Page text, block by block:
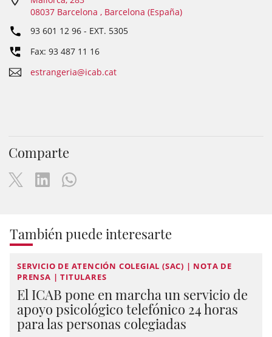
08037 Barcelona , Barcelona (España)
93 601 12 96 - EXT. 5305
Fax: 93 487 11 16
estrangeria@icab.cat
Comparte
También puede interesarte
SERVICIO DE ATENCIÓN COLEGIAL (SAC) | NOTA DE
PRENSA | TITULARES
El ICAB pone en marcha un servicio de
apoyo psicológico telefónico 24 horas
para las personas colegiadas